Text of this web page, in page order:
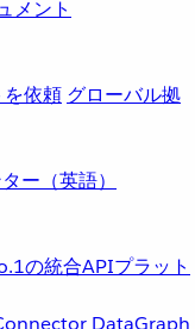
メント
依頼 グローバル拠
ー（英語）
の統合APIプラット
DataGraph